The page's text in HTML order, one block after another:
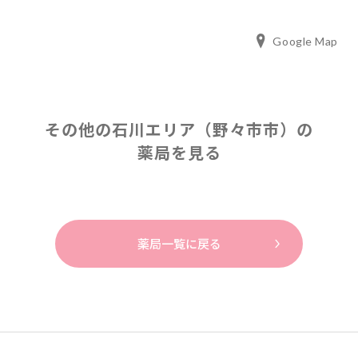
Google Map
その他の石川エリア（野々市市）の
薬局を見る
薬局一覧に戻る